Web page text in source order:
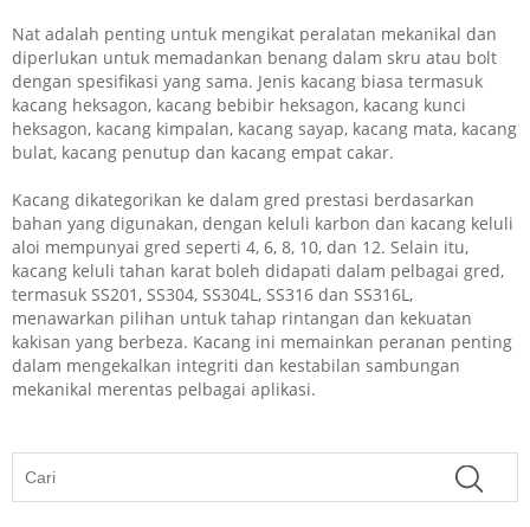
Nat adalah penting untuk mengikat peralatan mekanikal dan
diperlukan untuk memadankan benang dalam skru atau bolt
dengan spesifikasi yang sama. Jenis kacang biasa termasuk
kacang heksagon, kacang bebibir heksagon, kacang kunci
heksagon, kacang kimpalan, kacang sayap, kacang mata, kacang
bulat, kacang penutup dan kacang empat cakar.
Kacang dikategorikan ke dalam gred prestasi berdasarkan
bahan yang digunakan, dengan keluli karbon dan kacang keluli
aloi mempunyai gred seperti 4, 6, 8, 10, dan 12. Selain itu,
kacang keluli tahan karat boleh didapati dalam pelbagai gred,
termasuk SS201, SS304, SS304L, SS316 dan SS316L,
menawarkan pilihan untuk tahap rintangan dan kekuatan
kakisan yang berbeza. Kacang ini memainkan peranan penting
dalam mengekalkan integriti dan kestabilan sambungan
mekanikal merentas pelbagai aplikasi.